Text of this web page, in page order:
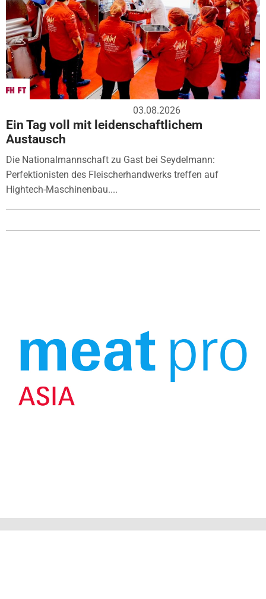
03.08.2026
Ein Tag voll mit leidenschaftlichem
Austausch
Die Nationalmannschaft zu Gast bei Seydelmann:
Perfektionisten des Fleischerhandwerks treffen auf
Hightech-Maschinenbau....